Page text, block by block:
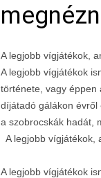
A legjobb vígjátékok,
A legjobb vígjátékok
története, vagy éppen
díjátadó gálákon évről
a szobrocskák hadát,
A legjobb vígjátékok,
A legjobb vígjátékok